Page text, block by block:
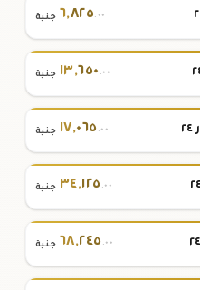
٦,٨٢٥.٠٠ جنية
١٣,٦٥٠ .٠٠ جنية
١٧,٠٦٥ .٠٠ جنية
٣٤,١٢٥ .٠٠ جنية
٦٨,٢٤٥ .٠٠ جنية